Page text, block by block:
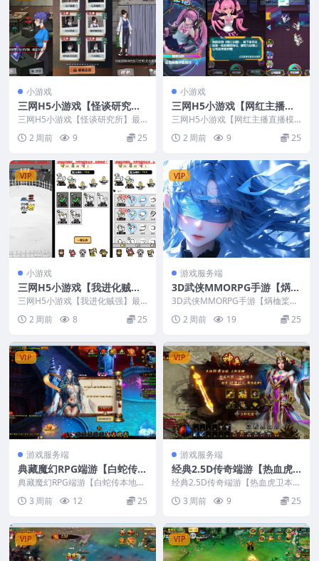
小游戏
三网H5小游戏【怪谈研究
所】最新整理Linux手工服务
端+安卓
三网H5小游戏【怪谈研究所】最
2 周前 9 25
小游戏
三网H5小游戏【网红主播直
播模拟器】最新整理Linux手
工服务端+安卓
三网H5小游戏【网红主播直播模
拟器】最新整理Linux手工服务端
+安卓2 周前 9 25
VIP
小游戏
三网H5小游戏【我进化贼
强】最新整理Linux手工服务
端+安卓
三网H5小游戏【我进化贼强】最
2 周前 8 25
VIP
游戏服务端
3D武侠MMORPG手游【焫桖
桨弧鬼来7职业精修代金券内
购版】最新整CentOS手工服
务端+安卓苹果双端+CDK授
权后台+视频教程
3D武侠MMORPG手游【焫桖桨弧
鬼来7职业精修代金券内购版】最
新整CentOS...
2 周前 19 25
VIP
游戏服务端
典藏魔幻RPG端游【白蛇传本
地端】最新整理Win系服务端
+PC客户端+GM工具+视频教
程
典藏魔幻RPG端游【白蛇传本地
端】最新整理Win系服务端+PC客
户端+GM工具+...
3 周前 12 25
VIP
游戏服务端
经典2.5D传奇端游【热血虎
卫本地端】最新整理Win系服
务端+PC客户端+视频教程
经典2.5D传奇端游【热血虎卫本地
端】最新整理Win系服务端+PC客
户端+视频教...
3 周前 9 25
VIP VIP